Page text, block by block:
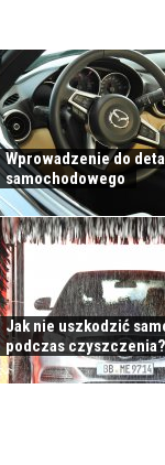
Wprowadzenie do
samochodowego
Jak nie uszkodzić
podczas czyszczenia?